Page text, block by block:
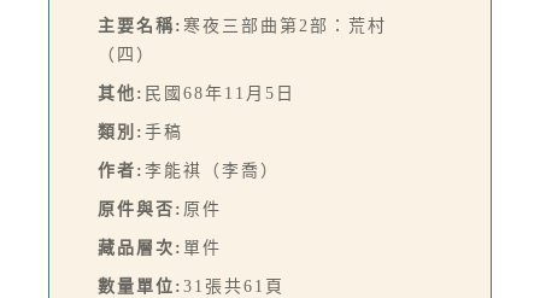
主要名稱: 寒夜三部曲第2部：荒村
（四）
其他: 民國68年11月5日
類別: 手稿
作者: 李能祺（李喬）
原件與否: 原件
藏品層次: 單件
數量單位: 31張共61頁